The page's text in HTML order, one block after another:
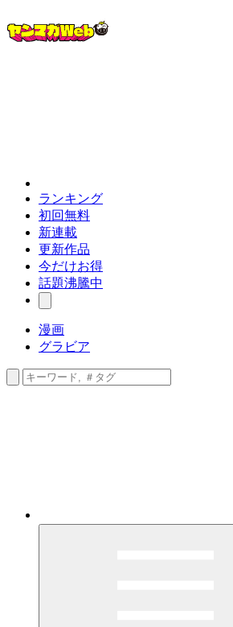
ランキング
初回無料
新連載
更新作品
今だけお得
話題沸騰中
漫画
グラビア